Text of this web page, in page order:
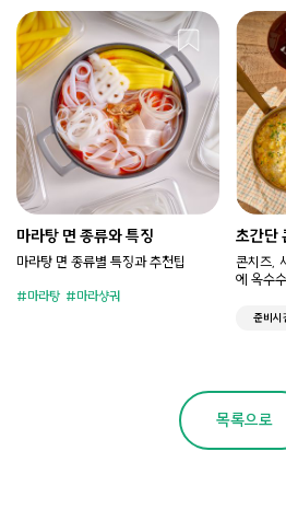
마라탕 면 종류와 특징
마라탕 면 종류별 특징과 추천팁
마라탕 마라샹궈
초간단
콘치즈,
에 옥수
준비시
목록으로